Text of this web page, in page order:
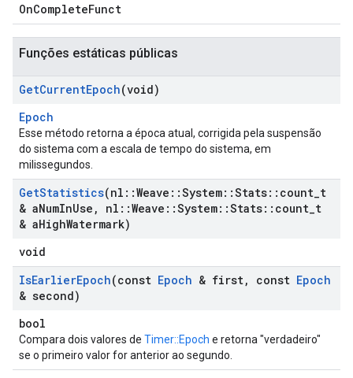
OnCompleteFunct
Funções estáticas públicas
GetCurrentEpoch(void)
Epoch
Esse método retorna a época atual, corrigida pela suspensão
do sistema com a escala de tempo do sistema, em
milissegundos.
GetStatistics(nl ::Weave ::System::Stats:: count t
& aNumInUse , nl ::Weave ::System::Stats:: count t
& aHighWatermark)
void
IsEarlierEpoch(const Epoch & first, const Epoch
& second)
bool
Compara dois valores de Timer::Epoch e retorna "verdadeiro"
se o primeiro valor for anterior ao segundo.